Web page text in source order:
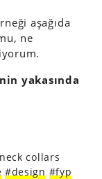
aşağıda
ne
yakasında
collars
#design #fyp